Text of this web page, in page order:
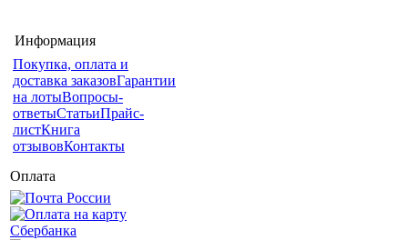
Информация
Покупка, оплата и
доставка заказовГарантии
на лотыВопросы-
ответыСтатьиПрайс-
листКнига
отзывовКонтакты
Оплата